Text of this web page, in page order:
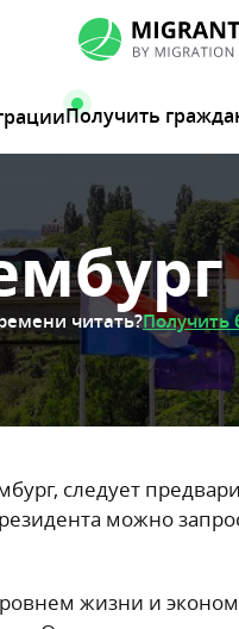
Получить
читать?Получить
следует
можно
жизни и